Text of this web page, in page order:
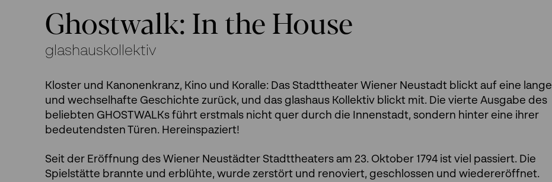
Ghostwalk: In the House
glashauskollektiv
Kloster und Kanonenkranz, Kino und Koralle: Das Stadttheater Wiener Neustadt blickt auf eine lange
und wechselhafte Geschichte zurück, und das glashaus Kollektiv blickt mit. Die vierte Ausgabe des
beliebten GHOSTWALKs führt erstmals nicht quer durch die Innenstadt, sondern hinter eine ihrer
bedeutendsten Türen. Hereinspaziert!
Seit der Eröffnung des Wiener Neustädter Stadttheaters am 23. Oktober 1794 ist viel passiert. Die
Spielstätte brannte und erblühte, wurde zerstört und renoviert, geschlossen und wiedereröffnet.